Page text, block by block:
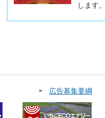
します。
広告募集要綱